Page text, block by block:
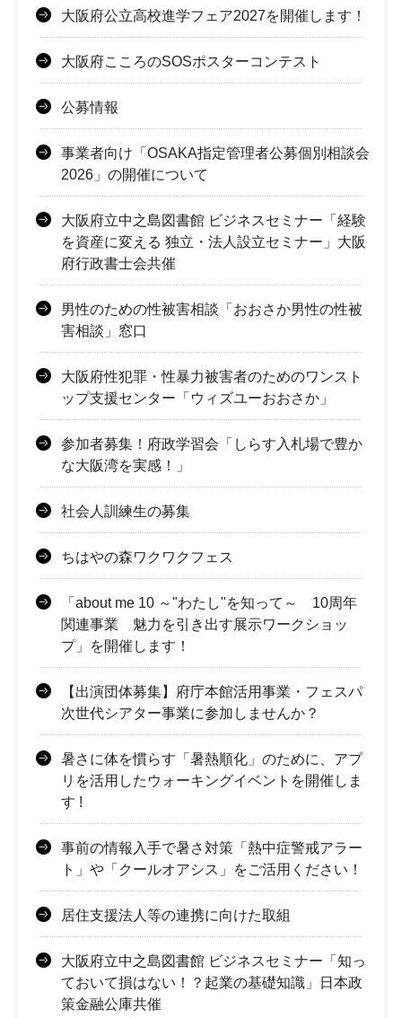
大阪府公立高校進学フェア2027を開催します！
大阪府こころのSOSポスターコンテスト
公募情報
事業者向け「OSAKA指定管理者公募個別相談会
2026」の開催について
大阪府立中之島図書館 ビジネスセミナー「経験
を資産に変える 独立・法人設立セミナー」大阪
府行政書士会共催
男性のための性被害相談「おおさか男性の性被
害相談」窓口
大阪府性犯罪・性暴力被害者のためのワンスト
ップ支援センター「ウィズユーおおさか」
参加者募集！府政学習会「しらす入札場で豊か
な大阪湾を実感！」
社会人訓練生の募集
ちはやの森ワクワクフェス
「about me 10 ～"わたし"を知って～ 10周年
関連事業 魅力を引き出す展示ワークショッ
プ」を開催します！
【出演団体募集】府庁本館活用事業・フェスパ
次世代シアター事業に参加しませんか？
暑さに体を慣らす「暑熱順化」のために、アプ
リを活⽤したウォーキングイベントを開催しま
す !
事前の情報入手で暑さ対策「熱中症警戒アラー
ト」や「クールオアシス」をご活用ください！
居住支援法人等の連携に向けた取組
大阪府立中之島図書館 ビジネスセミナー「知っ
ておいて損はない！？起業の基礎知識」日本政
策金融公庫共催